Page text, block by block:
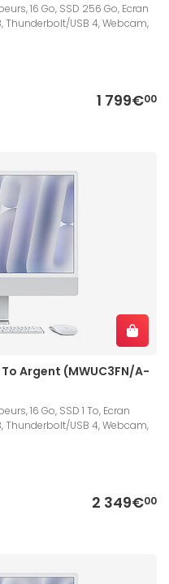
16 Go, SSD 256 Go, Ecran
Thunderbolt/USB 4, Webcam,
1 799€00
Argent (MWUC3FN/A-
16 Go, SSD 1 To, Ecran
Thunderbolt/USB 4, Webcam,
2 349€00